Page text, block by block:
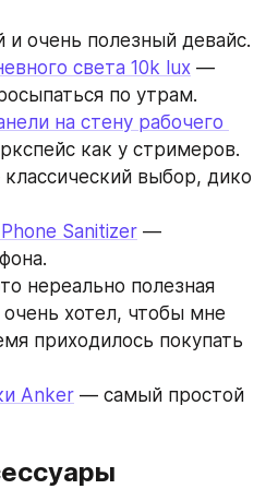
очень полезный девайс.
света 10k lux —
по утрам.
на стену рабочего
как у стримеров.
выбор, дико
Sanitizer —
нереально полезная
хотел, чтобы мне
приходилось покупать
Anker — самый простой